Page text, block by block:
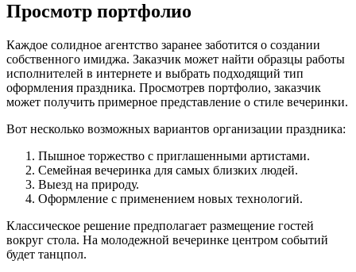
Просмотр портфолио
Каждое солидное агентство заранее заботится о создании
собственного имиджа. Заказчик может найти образцы работы
исполнителей в интернете и выбрать подходящий тип
оформления праздника. Просмотрев портфолио, заказчик
может получить примерное представление о стиле вечеринки.
Вот несколько возможных вариантов организации праздника:
Пышное торжество с приглашенными артистами.
Семейная вечеринка для самых близких людей.
Выезд на природу.
Оформление с применением новых технологий.
Классическое решение предполагает размещение гостей
вокруг стола. На молодежной вечеринке центром событий
будет танцпол.